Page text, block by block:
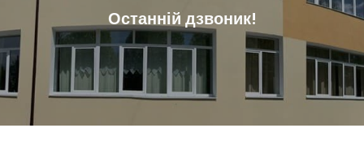
Останній дзвоник!